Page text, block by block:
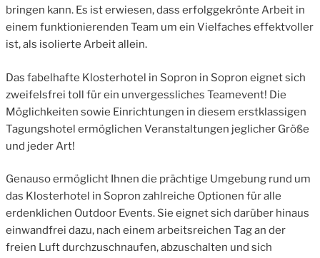
bringen kann. Es ist erwiesen, dass erfolggekrönte Arbeit in
einem funktionierenden Team um ein Vielfaches effektvoller
ist, als isolierte Arbeit allein.
Das fabelhafte Klosterhotel in Sopron in Sopron eignet sich
zweifelsfrei toll für ein unvergessliches Teamevent! Die
Möglichkeiten sowie Einrichtungen in diesem erstklassigen
Tagungshotel ermöglichen Veranstaltungen jeglicher Größe
und jeder Art!
Genauso ermöglicht Ihnen die prächtige Umgebung rund um
das Klosterhotel in Sopron zahlreiche Optionen für alle
erdenklichen Outdoor Events. Sie eignet sich darüber hinaus
einwandfrei dazu, nach einem arbeitsreichen Tag an der
freien Luft durchzuschnaufen, abzuschalten und sich